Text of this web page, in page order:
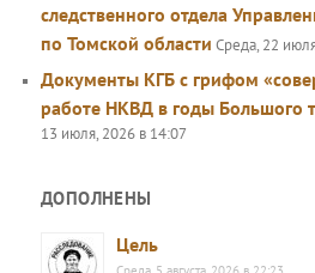
следственного отдела
по Томской области Среда, 22
Документы КГБ с грифом
работе НКВД в годы Большого
13 июля, 2026 в 14:07
ДОПОЛНЕНЫ
Цель